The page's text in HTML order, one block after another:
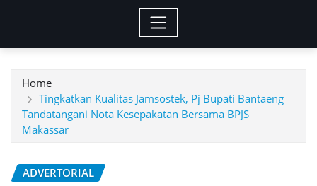
Home
Tingkatkan Kualitas Jamsostek, Pj Bupati Bantaeng
Tandatangani Nota Kesepakatan Bersama BPJS
Makassar
ADVERTORIAL